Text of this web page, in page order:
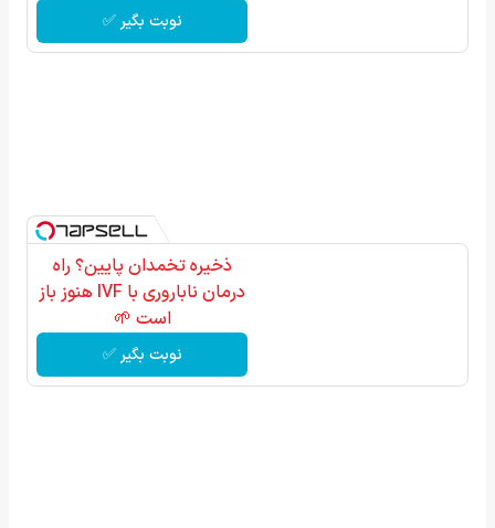
نوبت بگیر ✅
ذخیره تخمدان پایین؟ راه
درمان ناباروری با IVF هنوز باز
است 🌱
نوبت بگیر ✅